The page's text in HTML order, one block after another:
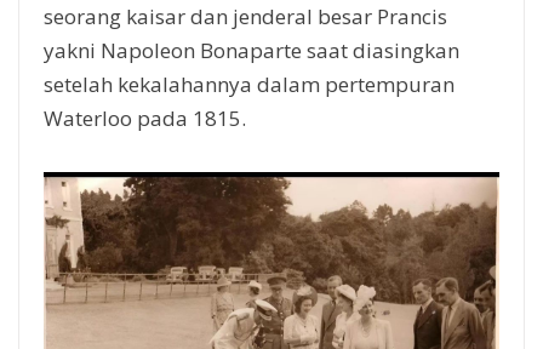
seorang kaisar dan jenderal besar Prancis
yakni Napoleon Bonaparte saat diasingkan
setelah kekalahannya dalam pertempuran
Waterloo pada 1815.